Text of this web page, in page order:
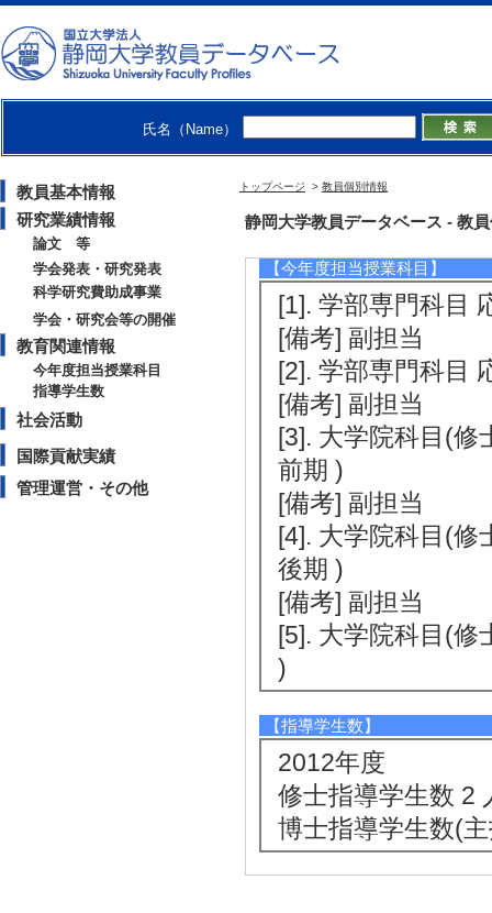
氏名（Name）
教員基本情報
研究業績情報
論文 等
学会発表・研究発表
科学研究費助成事業
学会・研究会等の開催
教育関連情報
今年度担当授業科目
指導学生数
社会活動
国際貢献実績
管理運営・その他
トップページ > 教員個別情報
静岡大学教員データベース - 教
【学会・研究会等の開催】
[1]. 第２７回可換
[役割] 責任者(議
教育関連情報
【今年度担当授業科目】
[1]. 学部専門科目
[備考] 副担当
[2]. 学部専門科目
[備考] 副担当
[3]. 大学院科目(修
前期 )
[備考] 副担当
[4]. 大学院科目(修
後期 )
[備考] 副担当
[5]. 大学院科目(修
)
【指導学生数】
2012年度
修士指導学生数 2
博士指導学生数(